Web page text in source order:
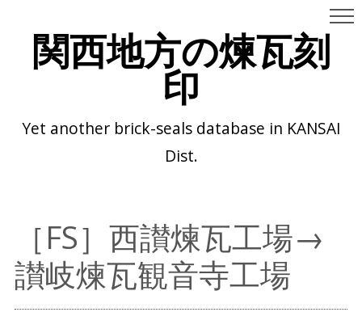
関西地方の煉瓦刻
印
Yet another brick-seals database in KANSAI
Dist.
［FS］西讃煉瓦工場→
讃岐煉瓦観音寺工場